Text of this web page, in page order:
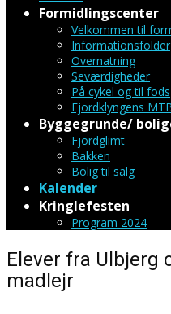
Formidlingscenter
Velkommen til
Informationsfolder
Overnatning
Seværdigheder
På cykel og til fods
Fjordklyngens
Byggegrunde/
Fjordglimt
Bakken
Bolig til salg
Kalender
Kringlefesten
Program 2024
Elever fra Ulbjerg
madlejr